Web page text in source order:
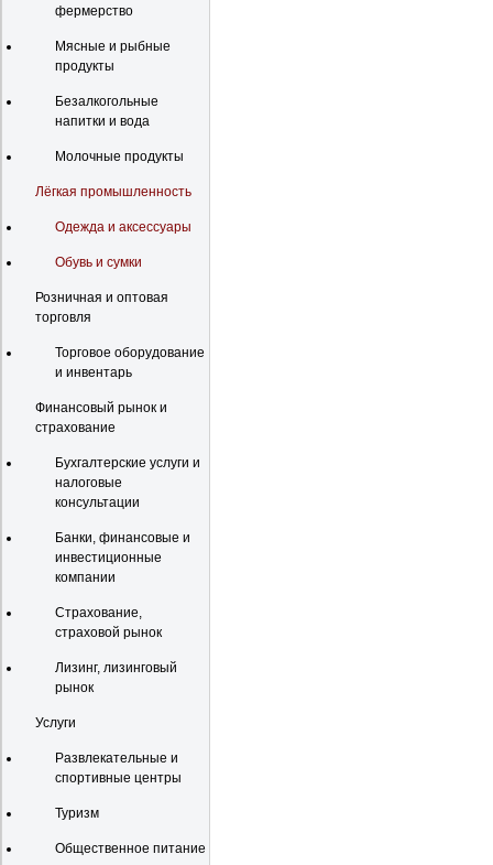
фермерство
Мясные и рыбные
продукты
Безалкогольные
напитки и вода
Молочные продукты
Лёгкая промышленность
Одежда и аксессуары
Обувь и сумки
Розничная и оптовая
торговля
Торговое оборудование
и инвентарь
Финансовый рынок и
страхование
Бухгалтерские услуги и
налоговые
консультации
Банки, финансовые и
инвестиционные
компании
Страхование,
страховой рынок
Лизинг, лизинговый
рынок
Услуги
Развлекательные и
спортивные центры
Туризм
Общественное питание